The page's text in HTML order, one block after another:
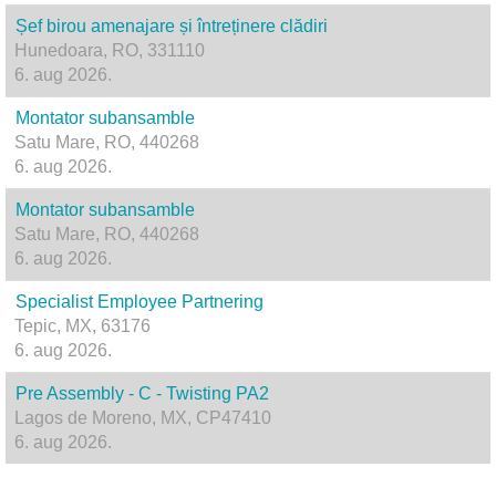
Șef birou amenajare și întreținere clădiri
Hunedoara, RO, 331110
6. aug 2026.
Montator subansamble
Satu Mare, RO, 440268
6. aug 2026.
Montator subansamble
Satu Mare, RO, 440268
6. aug 2026.
Specialist Employee Partnering
Tepic, MX, 63176
6. aug 2026.
Pre Assembly - C - Twisting PA2
Lagos de Moreno, MX, CP47410
6. aug 2026.